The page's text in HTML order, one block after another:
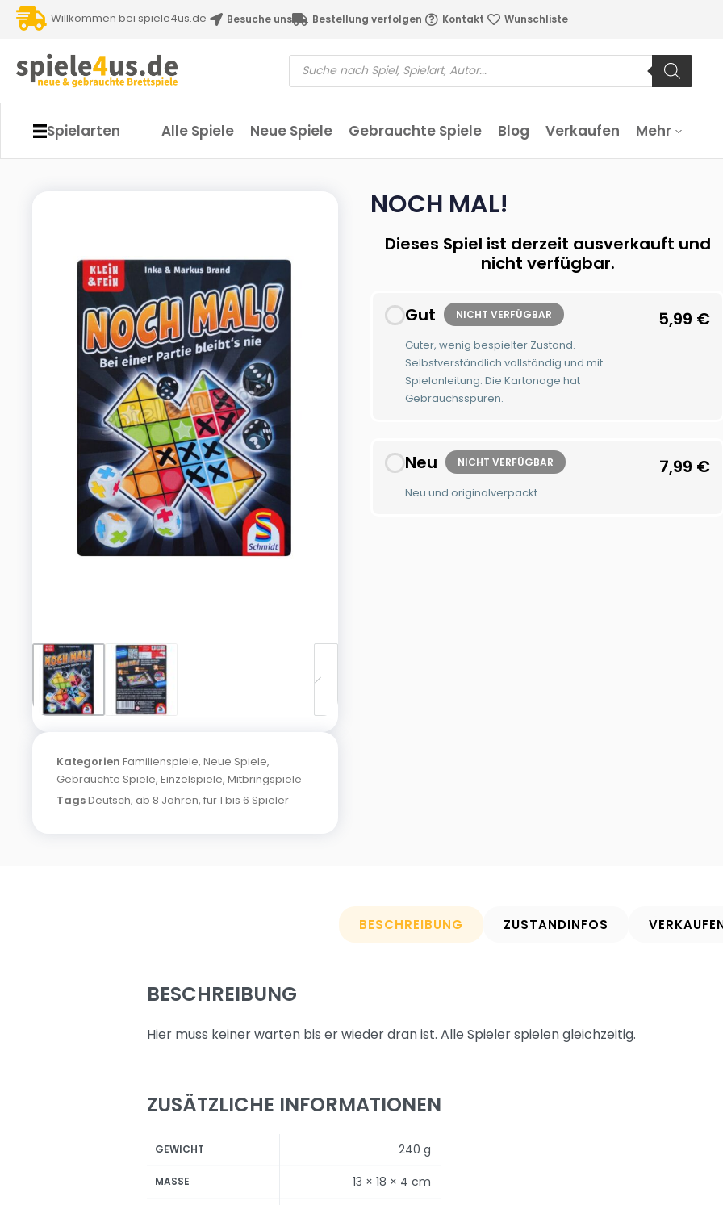
Willkommen bei spiele4us.de Besuche uns Bestellung verfolgen Kontakt Wunschliste
Spielarten Alle Spiele Neue Spiele Gebrauchte Spiele Blog Verkaufen Mehr
Kategorien Familienspiele, Neue Spiele,
Gebrauchte Spiele, Einzelspiele, Mitbringspiele
TagsDeutsch, ab 8 Jahren, für 1 bis 6 Spieler
NOCH MAL!
Dieses Spiel ist derzeit ausverkauft und
nicht verfügbar.
Gut NICHT VERFÜGBAR
Guter, wenig bespielter Zustand.
Selbstverständlich vollständig und mit
Spielanleitung. Die Kartonage hat
Gebrauchsspuren.
5,99 €
Neu NICHT VERFÜGBAR
Neu und originalverpackt.
7,99 €
BESCHREIBUNG ZUSTANDINFOS
BESCHREIBUNG
Hier muss keiner warten bis er wieder dran ist. Alle Spieler spielen gleichzeitig.
ZUSÄTZLICHE INFORMATIONEN
GEWICHT 240 g
MASSE 13 × 18 × 4 cm